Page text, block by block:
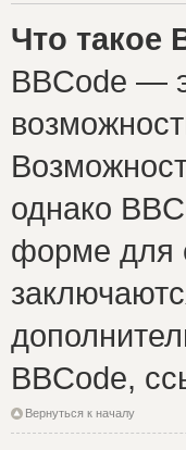
Что такое
BBCode —
однако
форме для
BBCode,
Вернуться к началу